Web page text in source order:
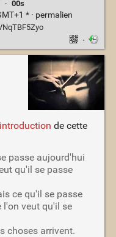
· 00s
* · permalien
·
de cette
passe aujourd'hui
qu'il se passe
ce qu'il se passe
l'on veut qu'il se
choses arrivent.